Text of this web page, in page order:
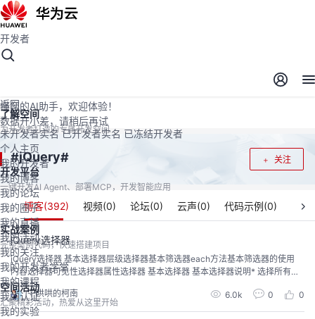
开发者空间
开发者空间
了解空间
为开发者打造的专属开发空间
开发平台
一键开发AI Agent、部署MCP，开发智能应用
实战案例
完整案例代码，快速搭建项目
空间活动
汇聚精彩活动，热爱从这里开始
开发者
返回
未开发者实名 已开发者实名 已冻结开发者
个人主页
我的开发者
我的博客
我的论坛
我的圈子
我的直播
我的活动
我的关注
我的开发者学堂
我的课程
我的认证
我的实验
懂您的AI助手，欢迎体验！
数据开小差，请稍后再试
关注
#jQuery#
博客(392) 视频(0) 论坛(0) 云声(0) 代码示例(0)
jQuery选择器
jQuery选择器 基本选择器层级选择器基本筛选器each方法基本筛选器的使用
内容选择器可见性选择器属性选择器 基本选择器 基本选择器说明* 选择所有元
素element标签选择器idid选择器class类选择器[selector1,selector2,selector
N]并集选择器 样例代码： <!DOCTYPE html> <html> <he...
牛哄哄的柯南 6.0k 0 0